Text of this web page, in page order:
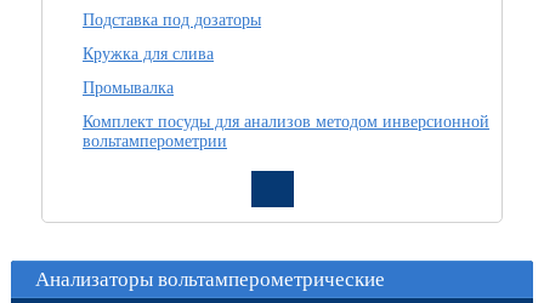
Подставка под дозаторы
Кружка для слива
Промывалка
Комплект посуды для анализов методом инверсионной
вольтамперометрии
Анализаторы вольтамперометрические